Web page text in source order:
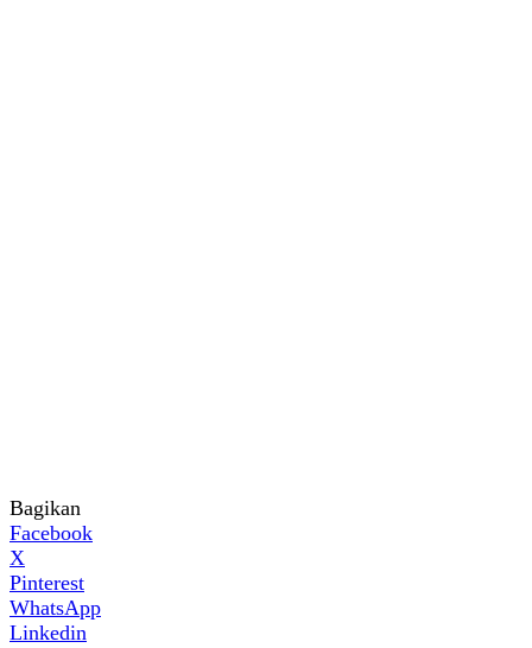
Bagikan
Facebook
X
Pinterest
WhatsApp
Linkedin